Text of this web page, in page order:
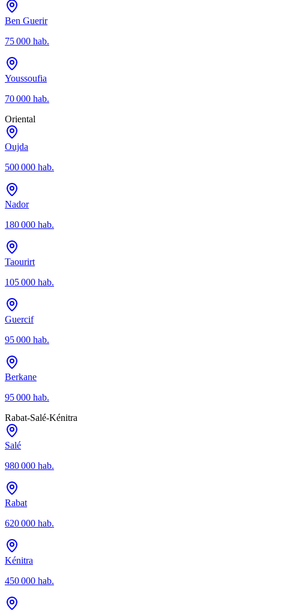
Ben Guerir
75 000 hab.
Youssoufia
70 000 hab.
Oriental
Oujda
500 000 hab.
Nador
180 000 hab.
Taourirt
105 000 hab.
Guercif
95 000 hab.
Berkane
95 000 hab.
Rabat-Salé-Kénitra
Salé
980 000 hab.
Rabat
620 000 hab.
Kénitra
450 000 hab.